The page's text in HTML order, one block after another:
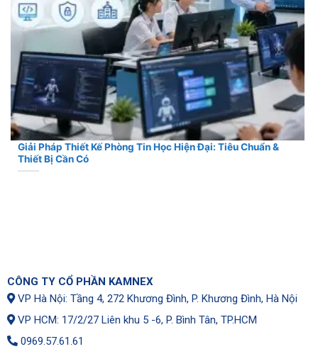
Giải Pháp Thiết Kế Phòng Tin Học Hiện Đại: Tiêu Chuẩn &
Thiết Bị Cần Có
CÔNG TY CỔ PHẦN KAMNEX
VP Hà Nội: Tầng 4, 272 Khương Đình, P. Khương Đình, Hà Nội
VP HCM: 17/2/27 Liên khu 5 -6, P. Bình Tân, TP.HCM
0969.57.61.61